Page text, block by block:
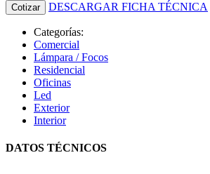
Cotizar DESCARGAR FICHA TÉCNICA
Categorías:
Comercial
Lámpara / Focos
Residencial
Oficinas
Led
Exterior
Interior
DATOS TÉCNICOS